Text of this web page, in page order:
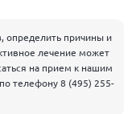
определить причины и
лечение может
на прием к нашим
телефону8 (495) 255-